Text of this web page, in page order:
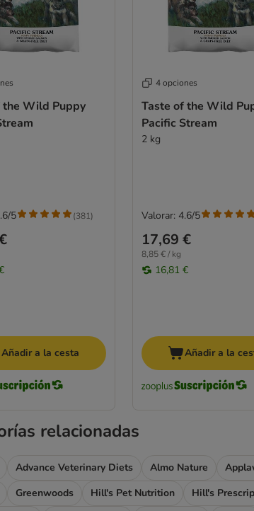
the Wild Puppy
5 (381)
Añadir a la cesta
4 opciones
Taste of the Wild
Pacific Stream
2 kg
17,69 €
8,85 € / kg
16,81 €
Valorar: 4.6/5
Añadir a la
relacionadas
Advance Veterinary Diets Almo Nature
Greenwoods Hill's Pet Nutrition Hill's